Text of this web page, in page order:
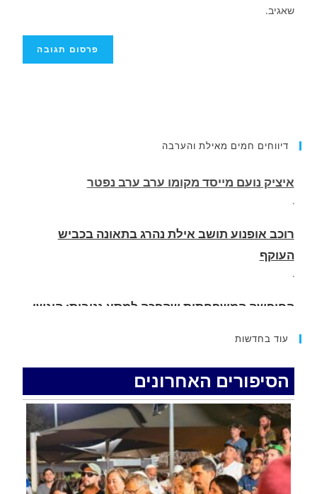
שאגיב.
דיווחים חמים מאילת והערבה
רוכב אופנוע תושב אילת נהרג בתאונה בכביש
העוקף
החופשה המשפחתית שהפכה למסע גניבות: הוגשו
.
רכב התנגש במעקה בטיחות בכביש 90 בסמוך לעין
חצבה. פצועים
איציק נועם מייסד מקומו ערב ערב נפטר
עוד בחדשות
הסיפורים האחרונים